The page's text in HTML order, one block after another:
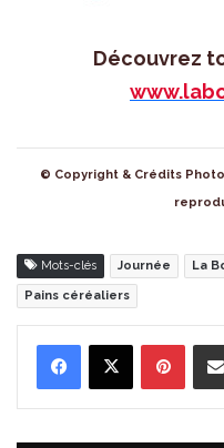
Découvrez
© Copyright & Crédits
Mots-clés Journée La
Pains céréaliers